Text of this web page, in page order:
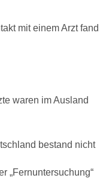
mit einem Arzt fand
waren im Ausland
bestand nicht
„Fernuntersuchung“